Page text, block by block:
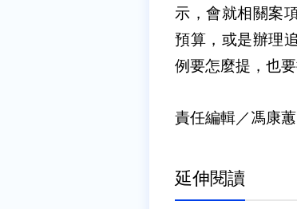
示，會就相關案
預算，或是辦理
例要怎麼提，也
責任編輯／馮康蕙
延伸閱讀